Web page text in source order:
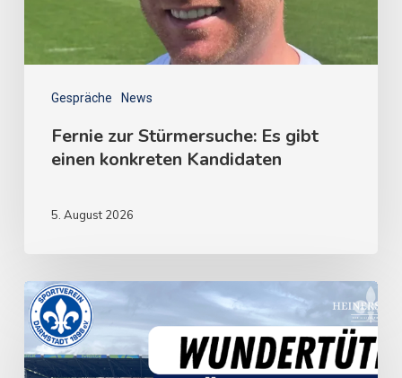
Gespräche News
Fernie zur Stürmersuche: Es gibt
einen konkreten Kandidaten
5. August 2026